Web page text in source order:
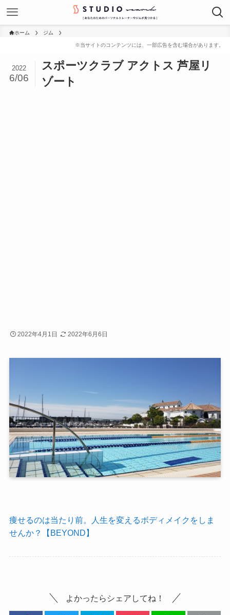
ホーム ジム
スポーツクラブ アクトス 芦屋リ
ゾート
2022
6/06
2022年4月1日 2022年6月6日
痩せるのは当たり前。人生を変えるボディメイクをしま
せんか？【BEYOND】
よかったらシェアしてね！